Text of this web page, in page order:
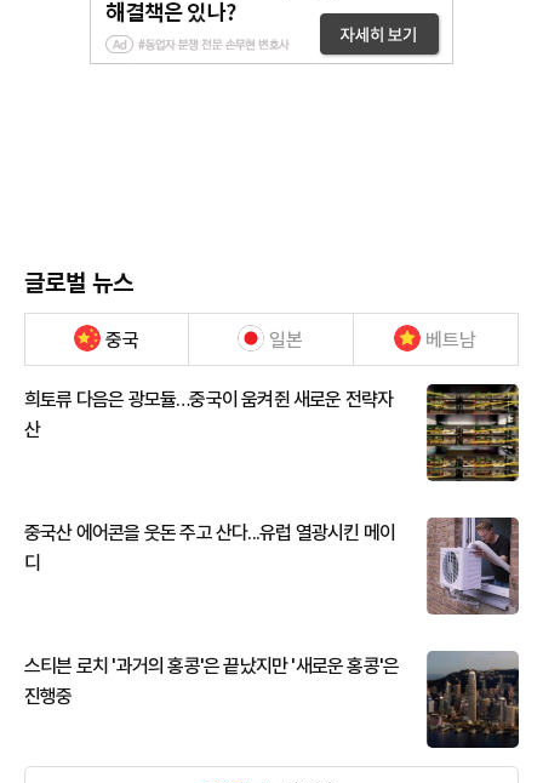
글로벌 뉴스
중국 일본 베트남
희토류 다음은 광모듈…중국이 움켜쥔 새로운 전략자
산
중국산 에어콘을 웃돈 주고 산다...유럽 열광시킨 메이
디
스티븐 로치 '과거의 홍콩'은 끝났지만 '새로운 홍콩'은
진행중